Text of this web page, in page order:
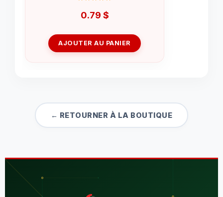
0.79 $
AJOUTER AU PANIER
← RETOURNER À LA BOUTIQUE